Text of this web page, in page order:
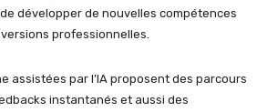
développer de nouvelles compétences
professionnelles.
assistées par l’IA proposent des parcours
instantanés et aussi des